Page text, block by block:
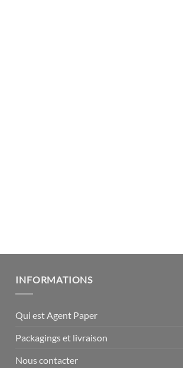
INFORMATIONS
Qui est Agent Paper
Packagings et livraison
Nous contacter